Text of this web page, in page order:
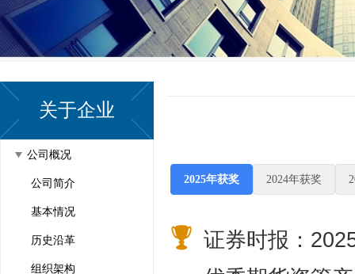
关于企业
公司概况
公司简介
基本情况
历史沿革
组织架构
2025年获奖 2024年获奖
证券时报：